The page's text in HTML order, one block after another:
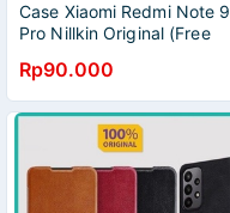
Case Xiaomi Redmi Note 9
Pro Nillkin Original (Free
Rp90.000